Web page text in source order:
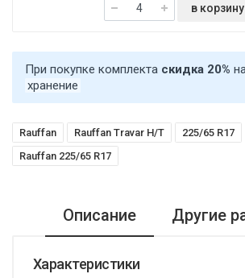
в корзину
При покупке комплекта скидка 20%
хранение
Rauffan Rauffan Travar H/T
225/65 R17
Rauffan 225/65 R17
Описание Другие
Характеристики